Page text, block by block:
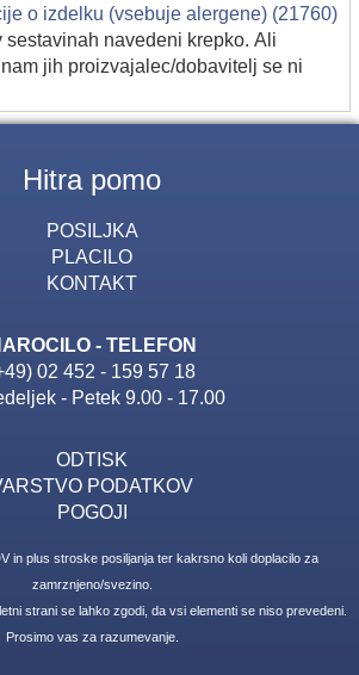
o izdelku (vsebuje alergene) (21760)
sestavinah navedeni krepko. Ali
jih proizvajalec/dobavitelj se ni
Hitra pomo
POSILJKA
PLACILO
KONTAKT
- TELEFON
02 452 - 159 57 18
- Petek 9.00 - 17.00
ODTISK
PODATKOV
POGOJI
in plus stroske posiljanja ter kakrsno koli doplacilo za
zamrznjeno/svezino.
strani se lahko zgodi, da vsi elementi se niso prevedeni.
Prosimo vas za razumevanje.